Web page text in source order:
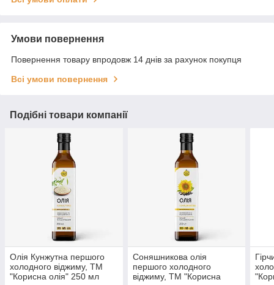
Умови повернення
Повернення товару впродовж 14 днів за рахунок покупця
Всі умови повернення
Подібні товари компанії
Олія Кунжутна першого
холодного віджиму, ТМ
"Корисна олія" 250 мл
Соняшникова олія
першого холодного
віджиму, ТМ "Корисна